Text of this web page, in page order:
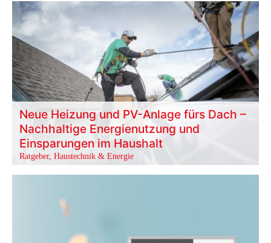
Neue Heizung und PV-Anlage fürs Dach –
Nachhaltige Energienutzung und
Einsparungen im Haushalt
Ratgeber, Haustechnik & Energie